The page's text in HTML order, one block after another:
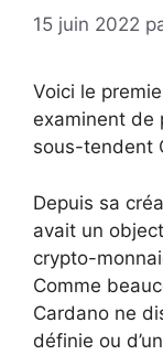
15 juin 2022
Voici le
examinent de
sous-tendent
Depuis sa
avait un
crypto-
Comme
Cardano ne
définie ou